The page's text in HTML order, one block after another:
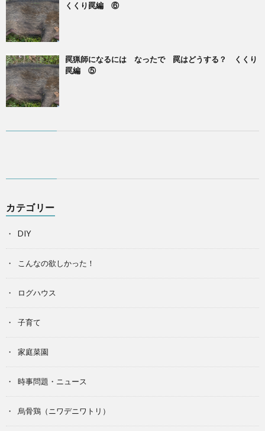
くくり罠編 ⑥
罠猟師になるには なったで 罠はどうする？ くくり
罠編 ⑤
カテゴリー
DIY
こんなの欲しかった！
ログハウス
子育て
家庭菜園
時事問題・ニュース
烏骨鶏（ニワデニワトリ）